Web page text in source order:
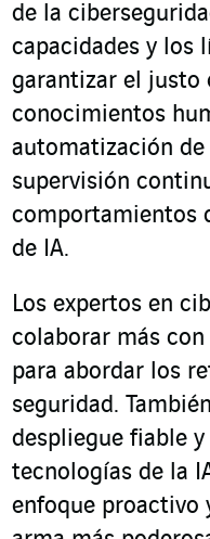
de la
capacidades y los
garantizar el
conocimientos
automatización
supervisión
comportamientos
de IA.
Los expertos en
colaborar más
para abordar los
seguridad.
despliegue fiable
tecnologías de la
enfoque proactivo